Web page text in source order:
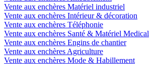
Vente aux enchères Matériel industriel
Vente aux enchères Intérieur & décoration
Vente aux enchères Téléphonie
Vente aux enchères Santé & Matériel Medical
Vente aux enchères Engins de chantier
Vente aux enchères Agriculture
Vente aux enchères Mode & Habillement